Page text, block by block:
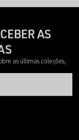
AS
as últimas coleções,